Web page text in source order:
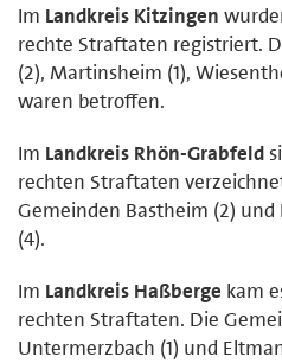
Im Landkreis Kitzingen
rechte Straftaten registriert.
(2), Martinsheim (1),
waren betroffen.
Im Landkreis Rhön-Grabfeld
rechten Straftaten
Gemeinden Bastheim (2) und
(4).
Im Landkreis Haßberge kam
rechten Straftaten. Die
Untermerzbach (1) und